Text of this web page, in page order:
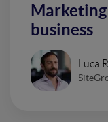
business
Luca